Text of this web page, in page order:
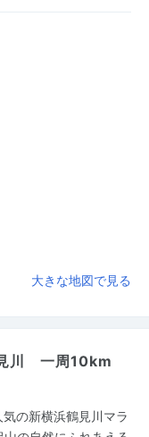
大きな地図で見る
見川 一周10km
の新横浜鶴見川マラ